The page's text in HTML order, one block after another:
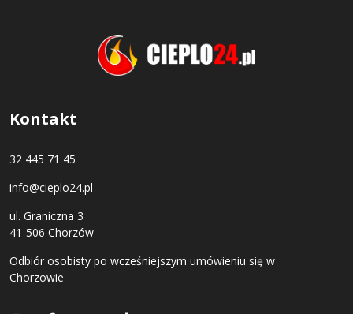
Kontakt
32 445 71 45
info@cieplo24.pl
ul. Graniczna 3
41-506 Chorzów
Odbiór osobisty po wcześniejszym umówieniu się w
Chorzowie